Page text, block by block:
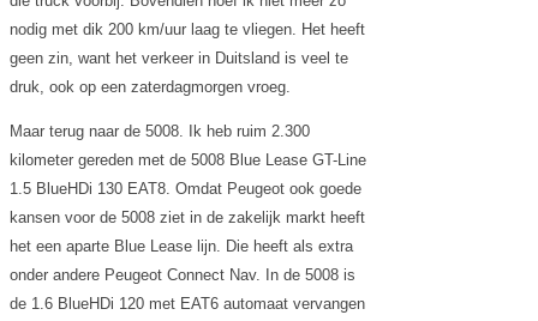
nodig met dik 200 km/uur laag te vliegen. Het heeft
geen zin, want het verkeer in Duitsland is veel te
druk, ook op een zaterdagmorgen vroeg.
Maar terug naar de 5008. Ik heb ruim 2.300
kilometer gereden met de 5008 Blue Lease GT-Line
1.5 BlueHDi 130 EAT8. Omdat Peugeot ook goede
kansen voor de 5008 ziet in de zakelijk markt heeft
het een aparte Blue Lease lijn. Die heeft als extra
onder andere Peugeot Connect Nav. In de 5008 is
de 1.6 BlueHDi 120 met EAT6 automaat vervangen